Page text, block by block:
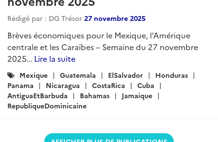
Rédigé par : DG Trésor 27 novembre 2025
Brèves économiques pour le Mexique, l’Amérique
centrale et les Caraïbes – Semaine du 27 novembre
2025... Lire la suite
Catégories
:
Mexique Guatemala ElSalvador
Honduras
Panama
Nicaragua CostaRica
Cuba
AntiguaEtBarbuda
Bahamas
Jamaique
RepubliqueDominicaine